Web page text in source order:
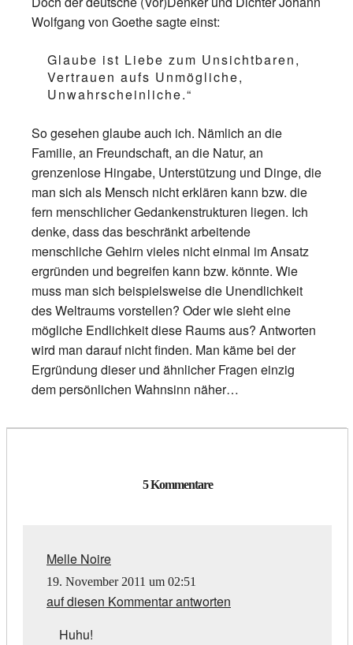
Wolfgang von Goethe sagte einst:
Glaube ist Liebe zum Unsichtbaren,
Vertrauen aufs Unmögliche,
Unwahrscheinliche.“
So gesehen glaube auch ich. Nämlich an die
Familie, an Freundschaft, an die Natur, an
grenzenlose Hingabe, Unterstützung und Dinge, die
man sich als Mensch nicht erklären kann bzw. die
fern menschlicher Gedankenstrukturen liegen. Ich
denke, dass das beschränkt arbeitende
menschliche Gehirn vieles nicht einmal im Ansatz
ergründen und begreifen kann bzw. könnte. Wie
muss man sich beispielsweise die Unendlichkeit
des Weltraums vorstellen? Oder wie sieht eine
mögliche Endlichkeit diese Raums aus? Antworten
wird man darauf nicht finden. Man käme bei der
Ergründung dieser und ähnlicher Fragen einzig
dem persönlichen Wahnsinn näher…
5 Kommentare
Melle Noire
19. November 2011 um 02:51
auf diesen Kommentar antworten
Huhu!